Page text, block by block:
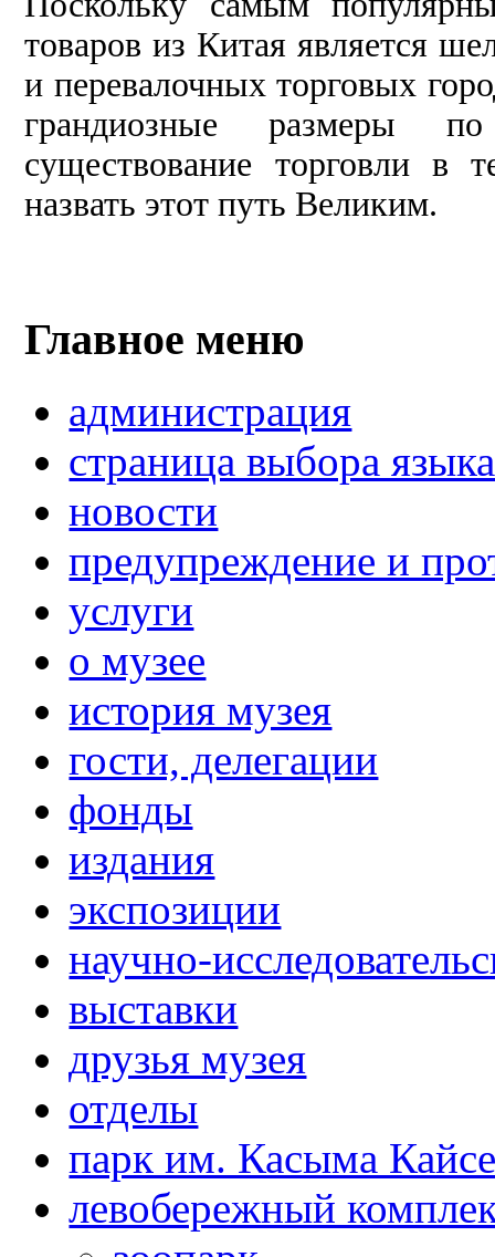
товаров из Китая является
и перевалочных торговых
грандиозные размеры
существование торговли в
назвать этот путь Великим.
Главное меню
администрация
страница выбора языка
новости
предупреждение и
услуги
о музее
история музея
гости, делегации
фонды
издания
экспозиции
научно-
выставки
друзья музея
отделы
парк им. Касыма
левобережный